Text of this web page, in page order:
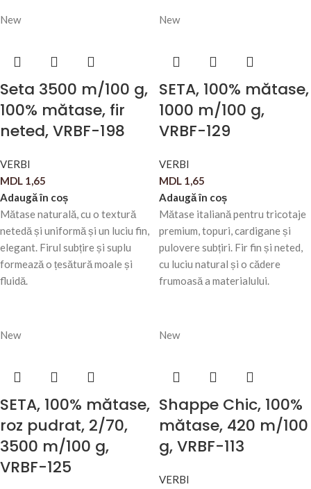
New
Seta 3500 m/100 g,
100% mătase, fir
neted, VRBF-198
VERBI
MDL 1,65
Adaugă în coș
Mătase naturală, cu o textură
netedă și uniformă și un luciu fin,
elegant. Firul subțire și suplu
formează o țesătură moale și
fluidă.
New
SETA, 100% mătase,
1000 m/100 g,
VRBF-129
VERBI
MDL 1,65
Adaugă în coș
Mătase italiană pentru tricotaje
premium, topuri, cardigane și
pulovere subțiri. Fir fin și neted,
cu luciu natural și o cădere
frumoasă a materialului.
New
SETA, 100% mătase,
roz pudrat, 2/70,
3500 m/100 g,
VRBF-125
New
Shappe Chic, 100%
mătase, 420 m/100
g, VRBF-113
VERBI